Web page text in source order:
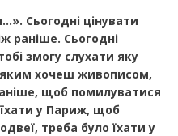
Сьогодні цінувати
раніше. Сьогодні
змогу слухати яку
хочеш живописом,
щоб помилуватися
у Париж, щоб
треба було їхати у